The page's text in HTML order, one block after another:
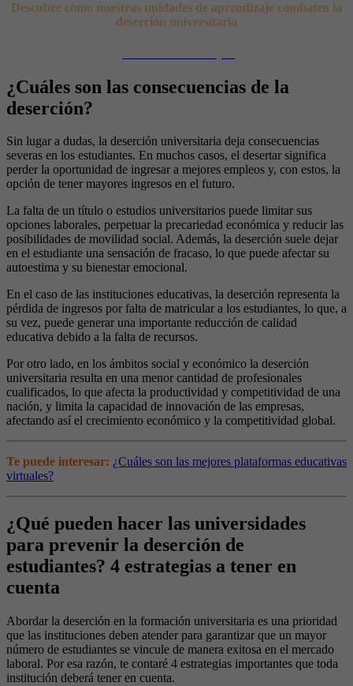
Descubre cómo nuestras unidades de aprendizaje combaten la
deserción universitaria
¿Cuáles son las consecuencias de la
deserción?
Sin lugar a dudas, la deserción universitaria deja consecuencias
severas en los estudiantes. En muchos casos, el desertar significa
perder la oportunidad de ingresar a mejores empleos y, con estos, la
opción de tener mayores ingresos en el futuro.
La falta de un título o estudios universitarios puede limitar sus
opciones laborales, perpetuar la precariedad económica y reducir las
posibilidades de movilidad social. Además, la deserción suele dejar
en el estudiante una sensación de fracaso, lo que puede afectar su
autoestima y su bienestar emocional.
En el caso de las instituciones educativas, la deserción representa la
pérdida de ingresos por falta de matricular a los estudiantes, lo que, a
su vez, puede generar una importante reducción de calidad
educativa debido a la falta de recursos.
Por otro lado, en los ámbitos social y económico la deserción
universitaria resulta en una menor cantidad de profesionales
cualificados, lo que afecta la productividad y competitividad de una
nación, y limita la capacidad de innovación de las empresas,
afectando así el crecimiento económico y la competitividad global.
Te puede interesar: ¿Cuáles son las mejores plataformas educativas
virtuales?
¿Qué pueden hacer las universidades
para prevenir la deserción de
estudiantes? 4 estrategias a tener en
cuenta
Abordar la deserción en la formación universitaria es una prioridad
que las instituciones deben atender para garantizar que un mayor
número de estudiantes se vincule de manera exitosa en el mercado
laboral. Por esa razón, te contaré 4 estrategias importantes que toda
institución deberá tener en cuenta.